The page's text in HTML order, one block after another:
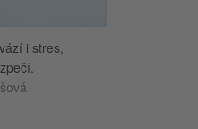
i stres,